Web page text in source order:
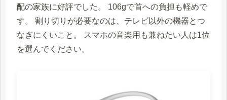
配の家族に好評でした。 106gで首への負担も軽めで
す。 割り切りが必要なのは、テレビ以外の機器とつ
なぎにくいこと。 スマホの音楽用も兼ねたい人は1位
を選んでください。